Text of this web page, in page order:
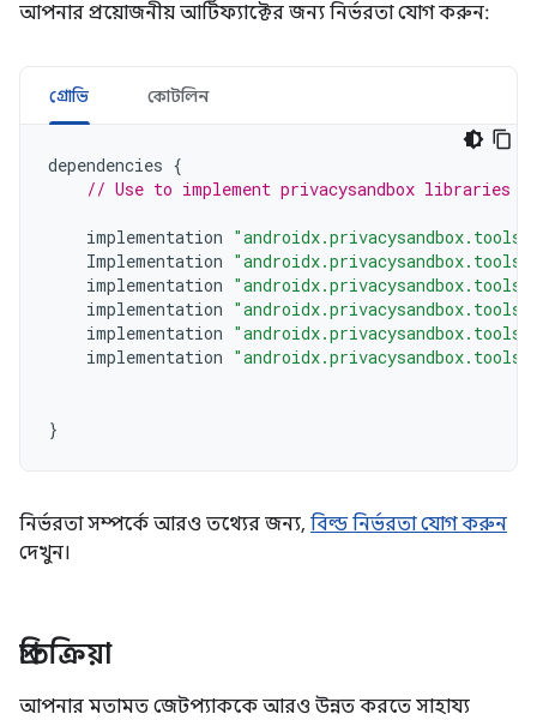
আপনার প্রয়োজনীয় আর্টিফ্যাক্টের জন্য নির্ভরতা যোগ করুন:
গ্রোভি কোটলিন
dependencies {
// Use to implement privacysandbox libraries
implementation
Implementation
implementation
implementation
implementation
implementation
}
নির্ভরতা সম্পর্কে আরও তথ্যের জন্য, বিল্ড নির্ভরতা যোগ করুন
দেখুন।
প্রতিক্রিয়া
আপনার মতামত জেটপ্যাককে আরও উন্নত করতে সাহায্য